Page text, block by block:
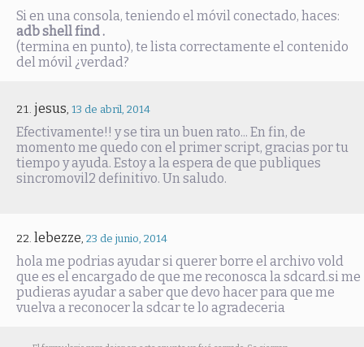
Si en una consola, teniendo el móvil conectado, haces:
adb shell find .
(termina en punto), te lista correctamente el contenido
del móvil ¿verdad?
jesus, 13 de abril, 2014
Efectivamente!! y se tira un buen rato... En fin, de
momento me quedo con el primer script, gracias por tu
tiempo y ayuda. Estoy a la espera de que publiques
sincromovil2 definitivo. Un saludo.
lebezze, 23 de junio, 2014
hola me podrias ayudar si querer borre el archivo vold
que es el encargado de que me reconosca la sdcard.si me
pudieras ayudar a saber que devo hacer para que me
vuelva a reconocer la sdcar te lo agradeceria